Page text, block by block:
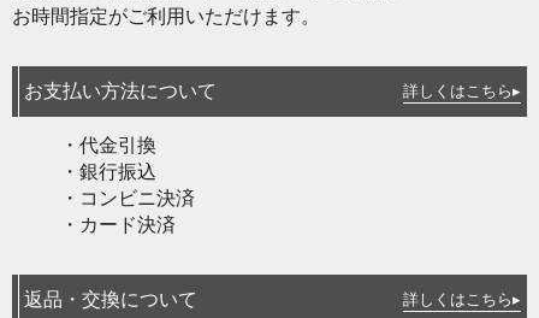
お時間指定がご利用いただけます。
お支払い方法について 詳しくはこちら▸
・代金引換
・銀行振込
・コンビニ決済
・カード決済
返品・交換について 詳しくはこちら▸